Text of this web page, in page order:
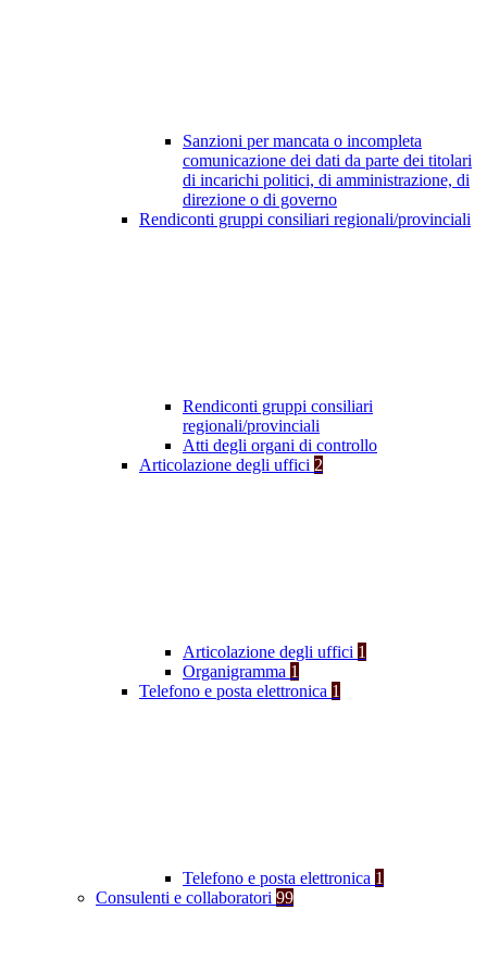
Sanzioni per mancata o incompleta
comunicazione dei dati da parte dei titolari
di incarichi politici, di amministrazione, di
direzione o di governo
Rendiconti gruppi consiliari regionali/provinciali
Rendiconti gruppi consiliari
regionali/provinciali
Atti degli organi di controllo
Articolazione degli uffici 2
Articolazione degli uffici 1
Organigramma 1
Telefono e posta elettronica 1
Telefono e posta elettronica 1
Consulenti e collaboratori 99